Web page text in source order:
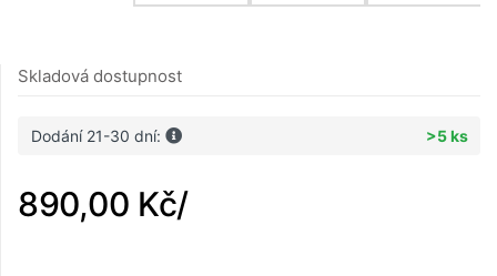
Skladová dostupnost
Dodání 21-30 dní: >5 ks
890,00 Kč/